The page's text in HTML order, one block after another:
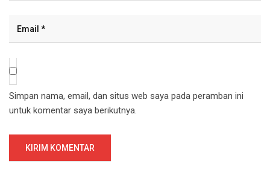
Simpan nama, email, dan situs web saya pada peramban ini
untuk komentar saya berikutnya.